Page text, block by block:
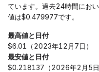
ています。過去24時間にお
値は$0.479977です。
最高値と日付
$6.01（2023年12月7日）
最安値と日付
$0.218137（2026年2月5日